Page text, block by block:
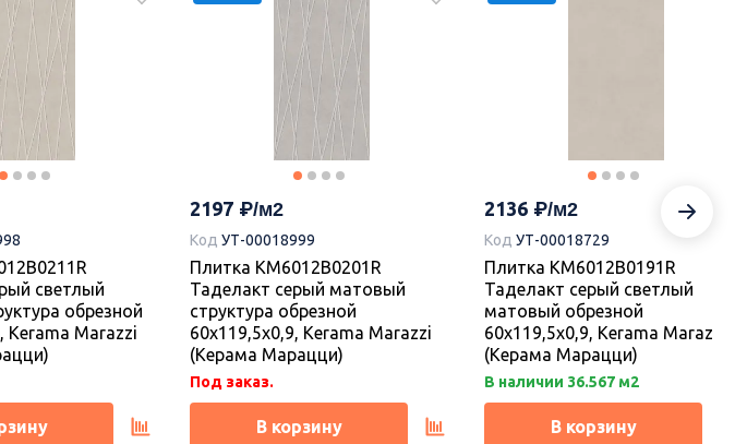
светлый
обрезной
Kerama Marazzi
2197
Код УТ-00018999
Плитка KM6012B0201R
Таделакт серый матовый
структура обрезной
60x119,5x0,9, Kerama Marazzi
(Керама Марацци)
Под заказ.
В корзину
2136
Код УТ-00018729
Плитка KM6012B0191R
Таделакт серый светлый
матовый обрезной
60x119,5x0,9, Kerama Marazzi
(Керама Марацци)
В наличии 36.567 м2
В корзину